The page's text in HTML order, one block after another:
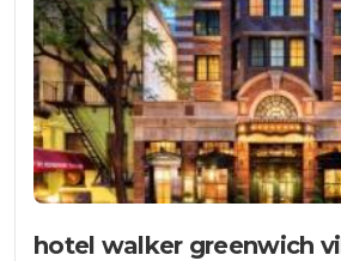
hotel walker greenwich